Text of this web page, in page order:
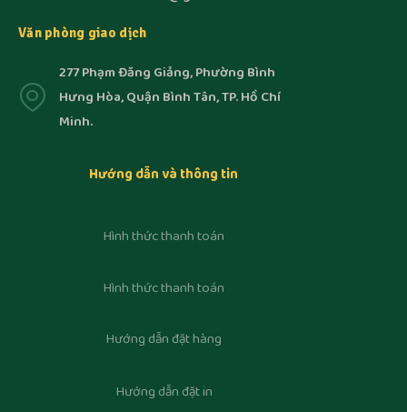
Văn phòng giao dịch
277 Phạm Đăng Giảng, Phường Bình
Hưng Hòa, Quận Bình Tân, TP. Hồ Chí
Minh.
Hướng dẫn và thông tin
Hình thức thanh toán
Hình thức thanh toán
Hướng dẫn đặt hàng
Hướng dẫn đặt in